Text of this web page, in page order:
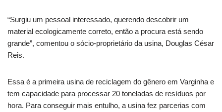
“Surgiu um pessoal interessado, querendo descobrir um
material ecologicamente correto, então a procura está sendo
grande”, comentou o sócio-proprietário da usina, Douglas César
Reis.
Essa é a primeira usina de reciclagem do gênero em Varginha e
tem capacidade para processar 20 toneladas de resíduos por
hora. Para conseguir mais entulho, a usina fez parcerias com